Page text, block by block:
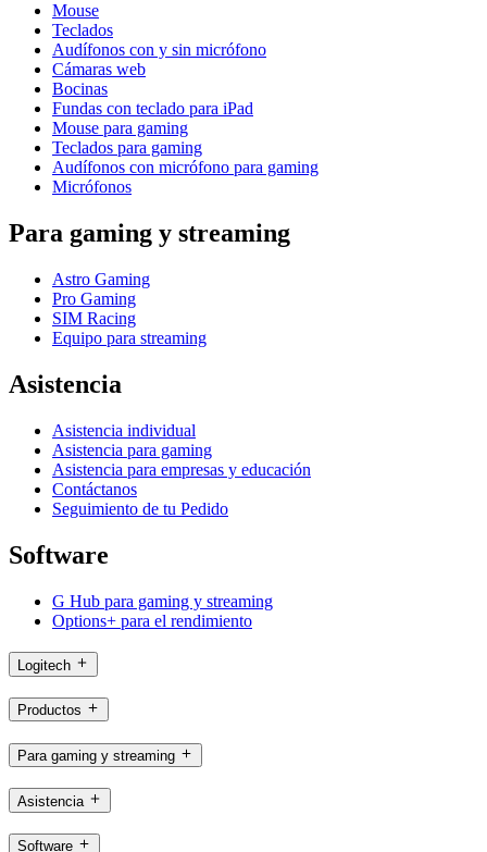
Mouse
Teclados
Audífonos con y sin micrófono
Cámaras web
Bocinas
Fundas con teclado para iPad
Mouse para gaming
Teclados para gaming
Audífonos con micrófono para gaming
Micrófonos
Para gaming y streaming
Astro Gaming
Pro Gaming
SIM Racing
Equipo para streaming
Asistencia
Asistencia individual
Asistencia para gaming
Asistencia para empresas y educación
Contáctanos
Seguimiento de tu Pedido
Software
G Hub para gaming y streaming
Options+ para el rendimiento
Logitech
Productos
Para gaming y streaming
Asistencia
Software